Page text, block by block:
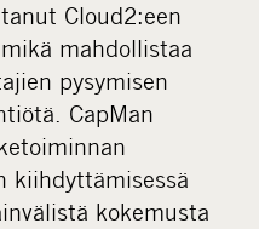
Cloud2:een
mahdollistaa
pysymisen
CapMan
kiihdyttämisessä
kokemusta